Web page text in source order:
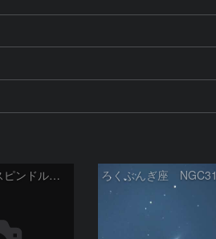
夜空は宝石箱(スピンドル銀河 NGC3115) Seestar50